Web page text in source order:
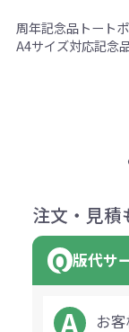
周年記念品トート
A4サイズ対応記念
注文・見積
版代サ
お